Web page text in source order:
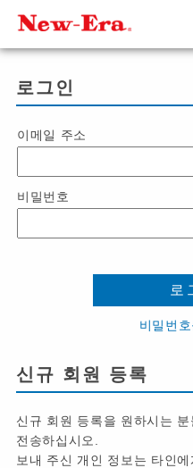
로그인
이메일 주소
비밀번호
로
비밀번
신규 회원 등록
신규 회원 등록을 원하시는
전송하십시오.
보내 주신 개인 정보는 타인